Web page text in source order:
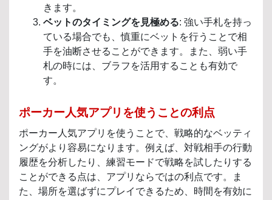
きます。
ベットのタイミングを見極める: 強い手札を持っ
ている場合でも、慎重にベットを行うことで相
手を油断させることができます。また、弱い手
札の時には、ブラフを活用することも有効で
す。
ポーカー人気アプリを使うことの利点
ポーカー人気アプリを使うことで、戦略的なベッティ
ングがより容易になります。例えば、対戦相手の行動
履歴を分析したり、練習モードで戦略を試したりする
ことができる点は、アプリならではの利点です。ま
た、場所を選ばずにプレイできるため、時間を有効に